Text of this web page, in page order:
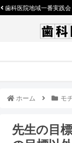
歯科医院地域一番実践会
ホーム モ
先生の目